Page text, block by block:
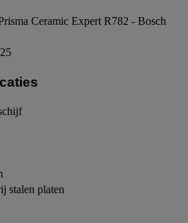
Ceramic Expert R782 - Bosch
stalen platen